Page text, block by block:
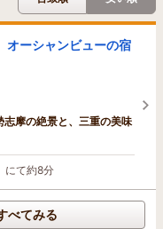
オーシャンビューの宿
摩の絶景と、三重の美味
にて約8分
べてみる